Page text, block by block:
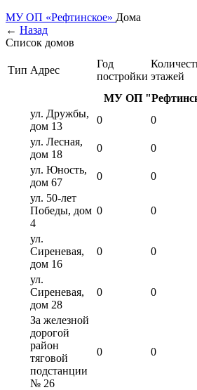
МУ ОП «Рефтинское» Дома
← Назад
Список домов
Тип Адрес
Год
постройки этажей
МУ ОП
ул. Дружбы,
дом 13
0 0
ул. Лесная,
дом 18
0 0
ул. Юность,
дом 67
0 0
ул. 50-лет
Победы, дом
4
0 0
ул.
Сиреневая,
дом 16
0 0
ул.
Сиреневая,
дом 28
0 0
За железной
дорогой
район
тяговой
подстанции
№ 26
0 0